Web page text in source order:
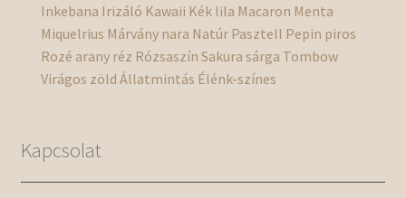
Inkebana Irizáló Kawaii Kék lila Macaron Menta
Miquelrius Márvány nara Natúr Pasztell Pepin piros
Rozé arany réz Rózsaszín Sakura sárga Tombow
Virágos zöld Állatmintás Élénk-színes
Kapcsolat